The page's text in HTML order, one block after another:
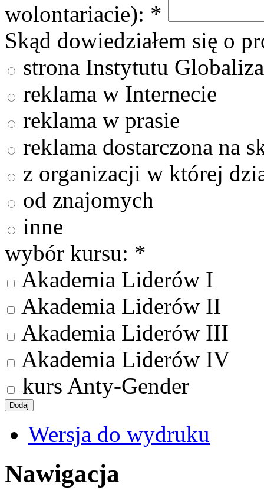
wolontariacie): *
Skąd dowiedziałem się o
strona Instytutu
reklama w Internecie
reklama w prasie
reklama dostarczona na
z organizacji w której
od znajomych
inne
wybór kursu: *
Akademia Liderów I
Akademia Liderów II
Akademia Liderów III
Akademia Liderów IV
kurs Anty-Gender
Wersja do wydruku
Nawigacja